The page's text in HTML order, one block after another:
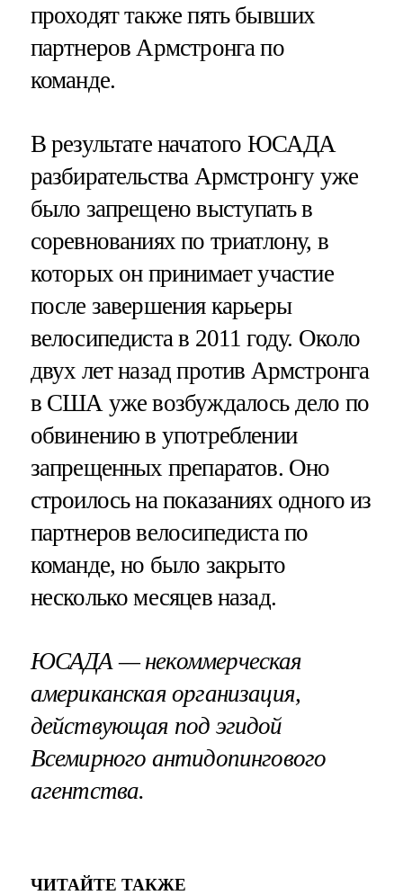
проходят также пять бывших
партнеров Армстронга по
команде.
В результате начатого ЮСАДА
разбирательства Армстронгу уже
было запрещено выступать в
соревнованиях по триатлону, в
которых он принимает участие
после завершения карьеры
велосипедиста в 2011 году. Около
двух лет назад против Армстронга
в США уже возбуждалось дело по
обвинению в употреблении
запрещенных препаратов. Оно
строилось на показаниях одного из
партнеров велосипедиста по
команде, но было закрыто
несколько месяцев назад.
ЮСАДА — некоммерческая
американская организация,
действующая под эгидой
Всемирного антидопингового
агентства.
ЧИТАЙТЕ ТАКЖЕ